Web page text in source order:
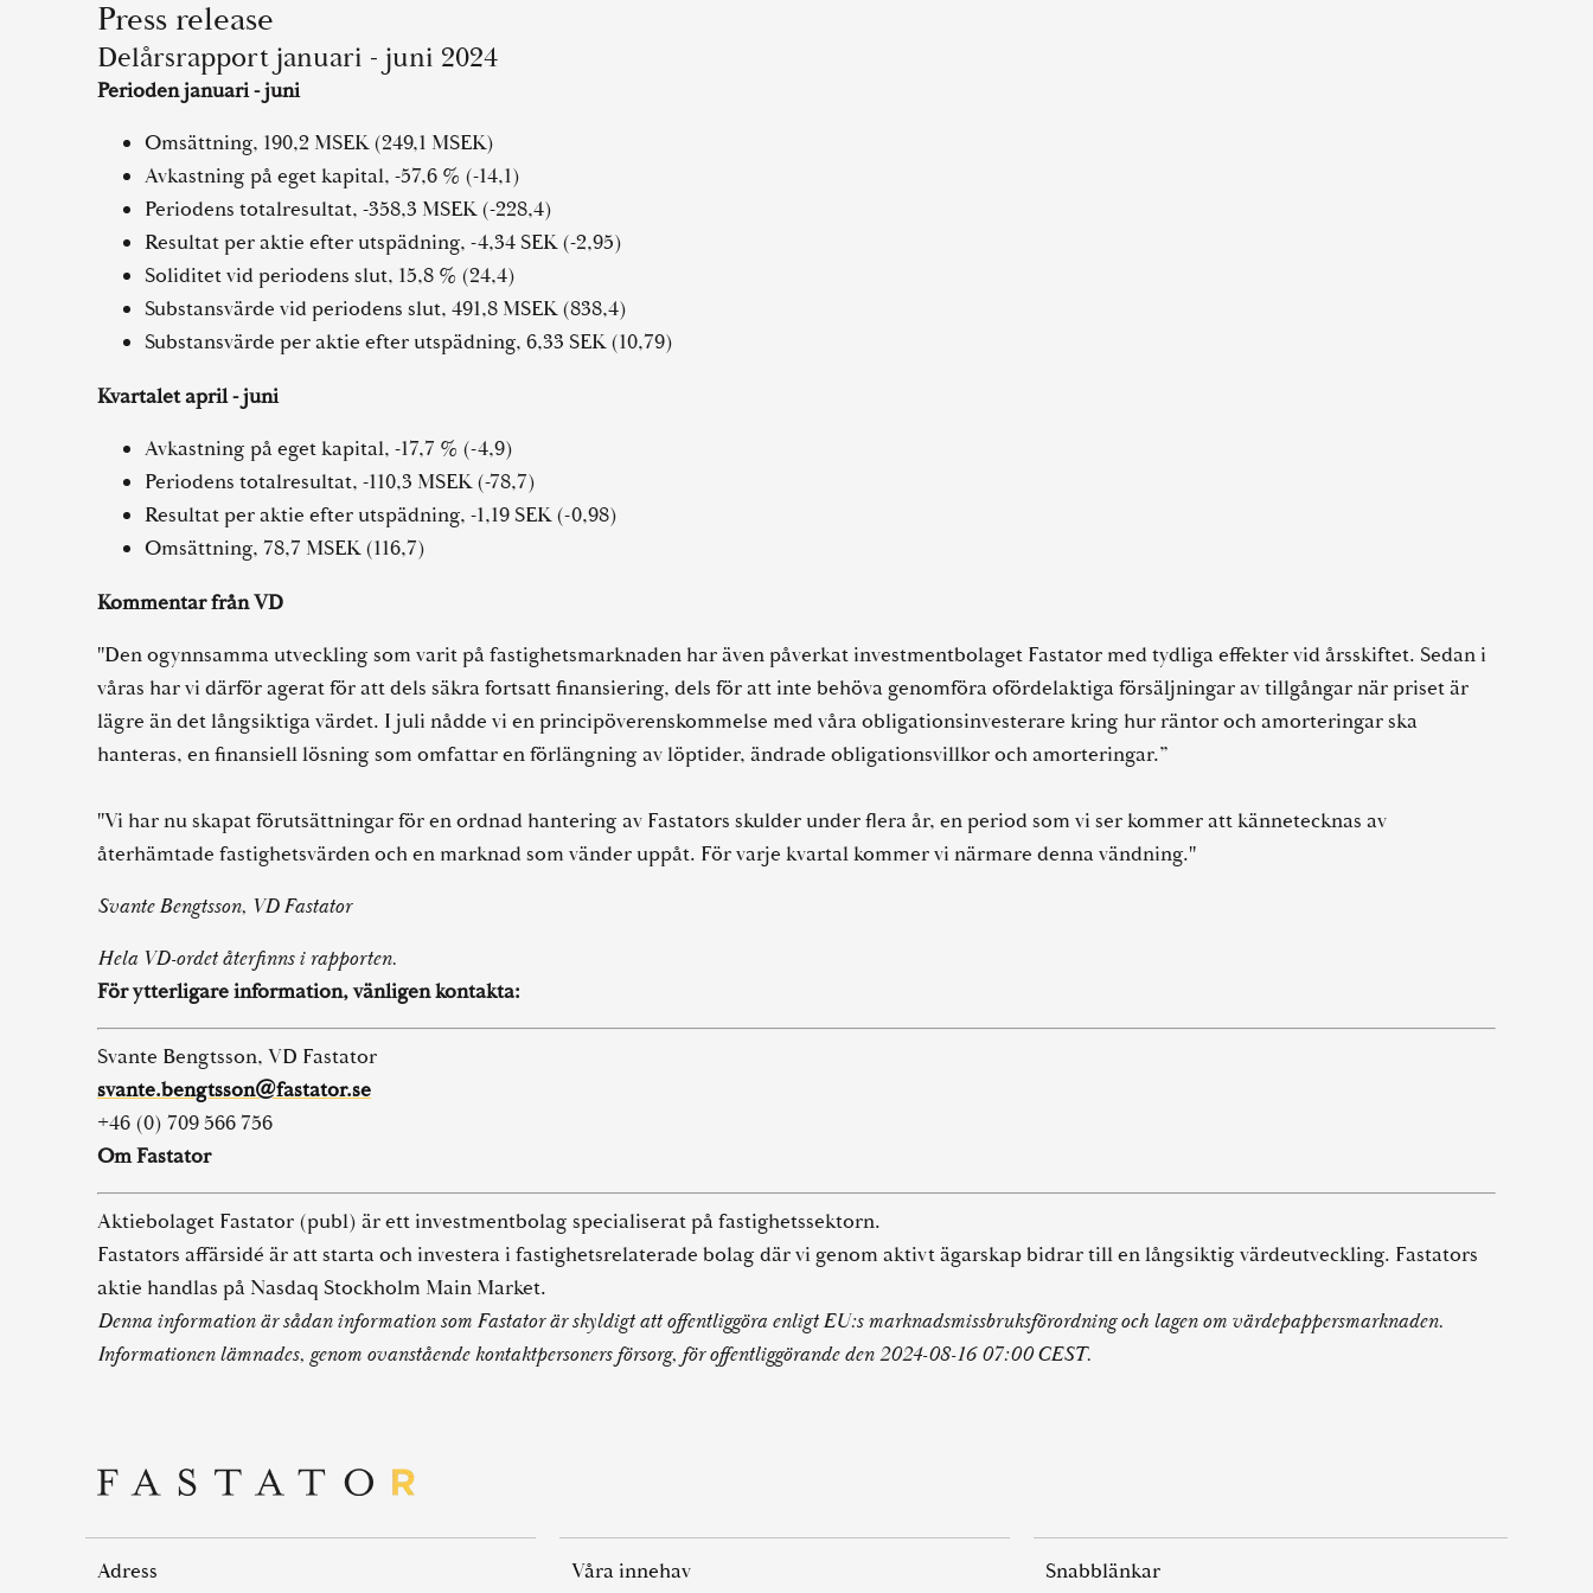
Press release
Delårsrapport januari - juni 2024
Perioden januari - juni
Omsättning, 190,2 MSEK (249,1 MSEK)
Avkastning på eget kapital, -57,6 % (-14,1)
Periodens totalresultat, -358,3 MSEK (-228,4)
Resultat per aktie efter utspädning, -4,34 SEK (-2,95)
Soliditet vid periodens slut, 15,8 % (24,4)
Substansvärde vid periodens slut, 491,8 MSEK (838,4)
Substansvärde per aktie efter utspädning, 6,33 SEK (10,79)
Kvartalet april - juni
Avkastning på eget kapital, -17,7 % (-4,9)
Periodens totalresultat, -110,3 MSEK (-78,7)
Resultat per aktie efter utspädning, -1,19 SEK (-0,98)
Omsättning, 78,7 MSEK (116,7)
Kommentar från VD
"Den ogynnsamma utveckling som varit på fastighetsmarknaden har även påverkat investmentbolaget Fastator med tydliga effekter vid årsskiftet. Sedan i
våras har vi därför agerat för att dels säkra fortsatt finansiering, dels för att inte behöva genomföra ofördelaktiga försäljningar av tillgångar när priset är
lägre än det långsiktiga värdet. I juli nådde vi en principöverenskommelse med våra obligationsinvesterare kring hur räntor och amorteringar ska
hanteras, en finansiell lösning som omfattar en förlängning av löptider, ändrade obligationsvillkor och amorteringar.”
"Vi har nu skapat förutsättningar för en ordnad hantering av Fastators skulder under flera år, en period som vi ser kommer att kännetecknas av
återhämtade fastighetsvärden och en marknad som vänder uppåt. För varje kvartal kommer vi närmare denna vändning."
Svante Bengtsson, VD Fastator
Hela VD-ordet återfinns i rapporten.
För ytterligare information, vänligen kontakta:
Svante Bengtsson, VD Fastator
svante.bengtsson@fastator.se
+46 (0) 709 566 756
Om Fastator
Aktiebolaget Fastator (publ) är ett investmentbolag specialiserat på fastighetssektorn.
Fastators affärsidé är att starta och investera i fastighetsrelaterade bolag där vi genom aktivt ägarskap bidrar till en långsiktig värdeutveckling. Fastators
aktie handlas på Nasdaq Stockholm Main Market.
Denna information är sådan information som Fastator är skyldigt att offentliggöra enligt EU:s marknadsmissbruksförordning och lagen om värdepappersmarknaden.
Informationen lämnades, genom ovanstående kontaktpersoners försorg, för offentliggörande den 2024-08-16 07:00 CEST.
Adress Våra innehav Snabblänkar